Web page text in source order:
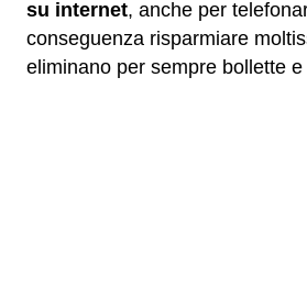
su internet, anche per
conseguenza risparmiare
eliminano per sempre bollette e